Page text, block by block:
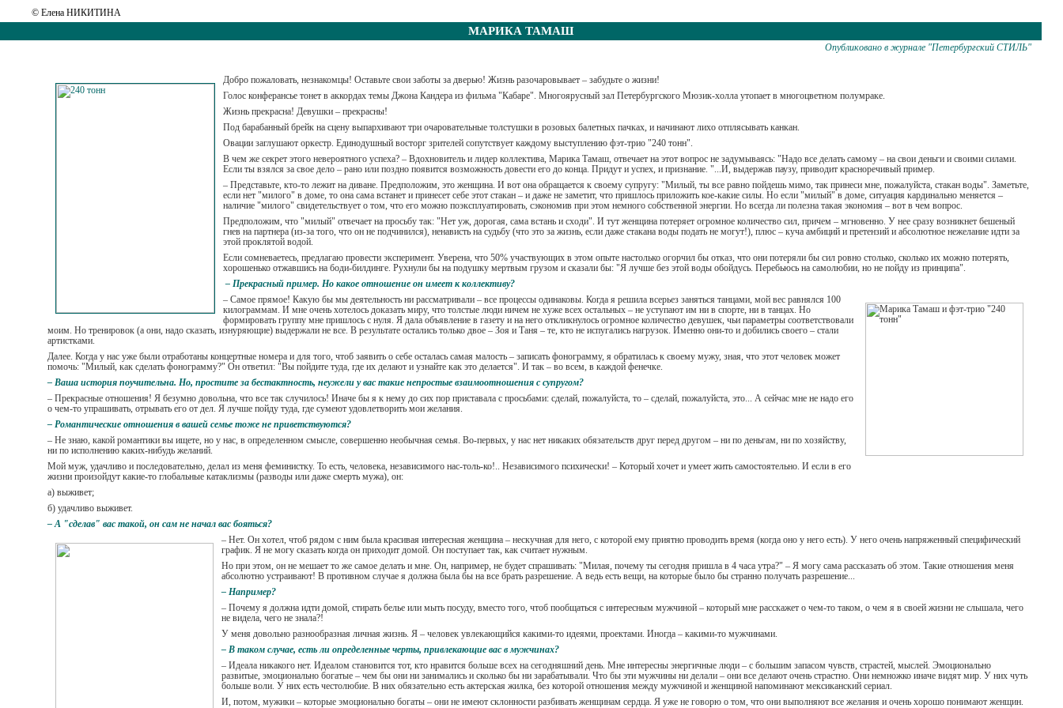
© Елена НИКИТИНА
МАРИКА ТАМАШ
Опубликовано в журнале "Петербургский СТИЛЬ"
Добро пожаловать, незнакомцы! Оставьте свои заботы за дверью! Жизнь разочаровывает – забудьте о жизни!
Голос конферансье тонет в аккордах темы Джона Кандера из фильма "Кабаре". Многоярусный зал Петербургского Мюзик-холла утопает в многоцветном полумраке.
Жизнь прекрасна! Девушки – прекрасны!
Под барабанный брейк на сцену выпархивают три очаровательные толстушки в розовых балетных пачках, и начинают лихо отплясывать канкан.
Овации заглушают оркестр. Единодушный восторг зрителей сопутствует каждому выступлению фэт-трио "240 тонн".
В чем же секрет этого невероятного успеха? – Вдохновитель и лидер коллектива, Марика Тамаш, отвечает на этот вопрос не задумываясь: "Надо все делать самому – на свои деньги и своими силами.
Если ты взялся за свое дело – рано или поздно появится возможность довести его до конца. Придут и успех, и признание. "...И, выдержав паузу, приводит красноречивый пример.
– Представьте, кто-то лежит на диване. Предположим, это женщина. И вот она обращается к своему супругу: "Милый, ты все равно пойдешь мимо, так принеси мне, пожалуйста, стакан воды". Заметьте,
если нет "милого" в доме, то она сама встанет и принесет себе этот стакан – и даже не заметит, что пришлось приложить кое-какие силы. Но если "милый" в доме, ситуация кардинально меняется –
наличие "милого" свидетельствует о том, что его можно поэксплуатировать, сэкономив при этом немного собственной энергии. Но всегда ли полезна такая экономия – вот в чем вопрос.
Предположим, что "милый" отвечает на просьбу так: "Нет уж, дорогая, сама встань и сходи". И тут женщина потеряет огромное количество сил, причем – мгновенно. У нее сразу возникнет бешеный
гнев на партнера (из-за того, что он не подчинился), ненависть на судьбу (что это за жизнь, если даже стакана воды подать не могут!), плюс – куча амбиций и претензий и абсолютное нежелание идти за
этой проклятой водой.
Если сомневаетесь, предлагаю провести эксперимент. Уверена, что 50% участвующих в этом опыте настолько огорчил бы отказ, что они потеряли бы сил ровно столько, сколько их можно потерять,
хорошенько отжавшись на боди-билдинге. Рухнули бы на подушку мертвым грузом и сказали бы: "Я лучше без этой воды обойдусь. Перебьюсь на самолюбии, но не пойду из принципа".
– Прекрасный пример. Но какое отношение он имеет к коллективу?
– Самое прямое! Какую бы мы деятельность ни рассматривали – все процессы одинаковы. Когда я решила всерьез заняться танцами, мой вес равнялся 100
килограммам. И мне очень хотелось доказать миру, что толстые люди ничем не хуже всех остальных – не уступают им ни в спорте, ни в танцах. Но
формировать группу мне пришлось с нуля. Я дала объявление в газету и на него откликнулось огромное количество девушек, чьи параметры соответствовали
моим. Но тренировок (а они, надо сказать, изнуряющие) выдержали не все. В результате остались только двое – Зоя и Таня – те, кто не испугались нагрузок. Именно они-то и добились своего – стали
артистками.
Далее. Когда у нас уже были отработаны концертные номера и для того, чтоб заявить о себе осталась самая малость – записать фонограмму, я обратилась к своему мужу, зная, что этот человек может
помочь: "Милый, как сделать фонограмму?" Он ответил: "Вы пойдите туда, где их делают и узнайте как это делается". И так – во всем, в каждой фенечке.
– Ваша история поучительна. Но, простите за бестактность, неужели у вас такие непростые взаимоотношения с супругом?
– Прекрасные отношения! Я безумно довольна, что все так случилось! Иначе бы я к нему до сих пор приставала с просьбами: сделай, пожалуйста, то – сделай, пожалуйста, это... А сейчас мне не надо его
о чем-то упрашивать, отрывать его от дел. Я лучше пойду туда, где сумеют удовлетворить мои желания.
– Романтические отношения в вашей семье тоже не приветствуются?
– Не знаю, какой романтики вы ищете, но у нас, в определенном смысле, совершенно необычная семья. Во-первых, у нас нет никаких обязательств друг перед другом – ни по деньгам, ни по хозяйству,
ни по исполнению каких-нибудь желаний.
Мой муж, удачливо и последовательно, делал из меня феминистку. То есть, человека, независимого нас-толь-ко!.. Независимого психически! – Который хочет и умеет жить самостоятельно. И если в его
жизни произойдут какие-то глобальные катаклизмы (разводы или даже смерть мужа), он:
а) выживет;
б) удачливо выживет.
– А "сделав" вас такой, он сам не начал вас бояться?
– Нет. Он хотел, чтоб рядом с ним была красивая интересная женщина – нескучная для него, с которой ему приятно проводить время (когда оно у него есть). У него очень напряженный специфический
график. Я не могу сказать когда он приходит домой. Он поступает так, как считает нужным.
Но при этом, он не мешает то же самое делать и мне. Он, например, не будет спрашивать: "Милая, почему ты сегодня пришла в 4 часа утра?" – Я могу сама рассказать об этом. Такие отношения меня
абсолютно устраивают! В противном случае я должна была бы на все брать разрешение. А ведь есть вещи, на которые было бы странно получать разрешение...
– Например?
– Почему я должна идти домой, стирать белье или мыть посуду, вместо того, чтоб пообщаться с интересным мужчиной – который мне расскажет о чем-то таком, о чем я в своей жизни не слышала, чего
не видела, чего не знала?!
У меня довольно разнообразная личная жизнь. Я – человек увлекающийся какими-то идеями, проектами. Иногда – какими-то мужчинами.
– В таком случае, есть ли определенные черты, привлекающие вас в мужчинах?
– Идеала никакого нет. Идеалом становится тот, кто нравится больше всех на сегодняшний день. Мне интересны энергичные люди – с большим запасом чувств, страстей, мыслей. Эмоционально
развитые, эмоционально богатые – чем бы они ни занимались и сколько бы ни зарабатывали. Что бы эти мужчины ни делали – они все делают очень страстно. Они немножко иначе видят мир. У них чуть
больше воли. У них есть честолюбие. В них обязательно есть актерская жилка, без которой отношения между мужчиной и женщиной напоминают мексиканский сериал.
И, потом, мужики – которые эмоционально богаты – они не имеют склонности разбивать женщинам сердца. Я уже не говорю о том, что они выполняют все желания и очень хорошо понимают женщин.